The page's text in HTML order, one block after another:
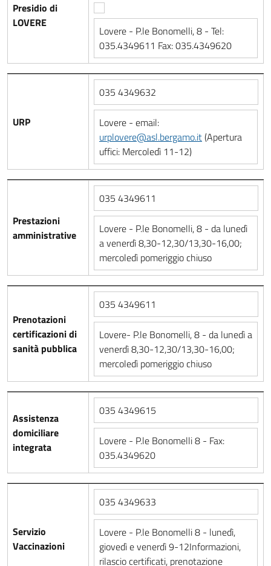
Presidio di
LOVERE
Lovere - P.le Bonomelli, 8 - Tel:
035.4349611 Fax: 035.4349620
URP
035 4349632
Lovere - email:
urplovere@asl.bergamo.it(Apertura
uffici: Mercoledì 11-12)
Prestazioni
amministrative
035 4349611
Lovere - P.le Bonomelli, 8 - da lunedì
a venerdì 8,30-12,30/13,30-16,00;
mercoledì pomeriggio chiuso
Prenotazioni
certificazioni di
sanità pubblica
035 4349611
Lovere- P.le Bonomelli, 8 - da lunedì a
venerdì 8,30-12,30/13,30-16,00;
mercoledì pomeriggio chiuso
Assistenza
domiciliare
integrata
035 4349615
Lovere - P.le Bonomelli 8 - Fax:
035.4349620
Servizio
Vaccinazioni
035 4349633
Lovere - P.le Bonomelli 8 - lunedì,
giovedì e venerdì 9-12Informazioni,
rilascio certificati, prenotazione